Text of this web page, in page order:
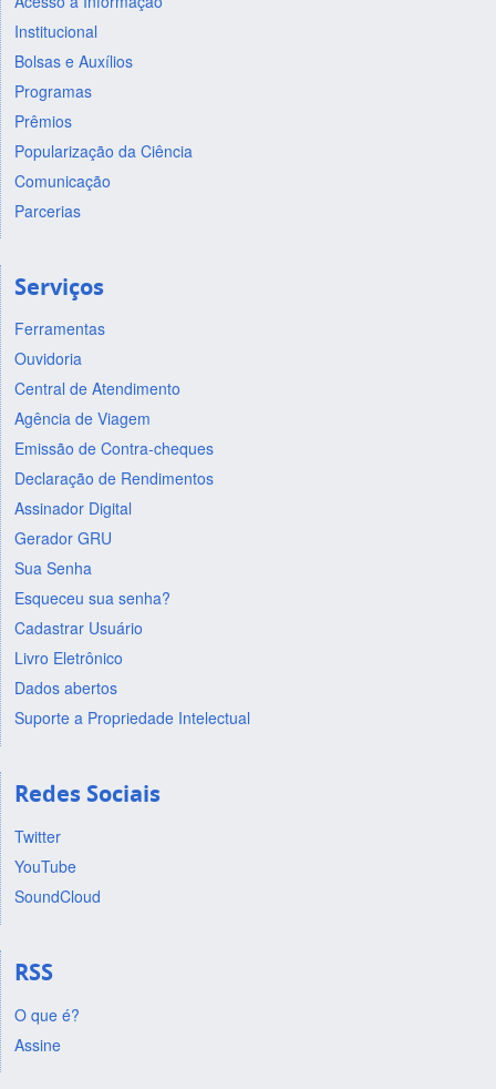
Institucional
Bolsas e Auxílios
Programas
Prêmios
Popularização da Ciência
Comunicação
Parcerias
Serviços
Ferramentas
Ouvidoria
Central de Atendimento
Agência de Viagem
Emissão de Contra-cheques
Declaração de Rendimentos
Assinador Digital
Gerador GRU
Sua Senha
Esqueceu sua senha?
Cadastrar Usuário
Livro Eletrônico
Dados abertos
Suporte a Propriedade Intelectual
Redes Sociais
Twitter
YouTube
SoundCloud
RSS
O que é?
Assine